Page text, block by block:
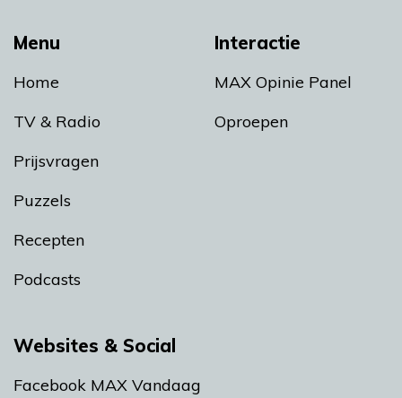
Menu
Home
TV & Radio
Prijsvragen
Puzzels
Recepten
Podcasts
Interactie
MAX Opinie Panel
Oproepen
Websites & Social
Facebook MAX Vandaag